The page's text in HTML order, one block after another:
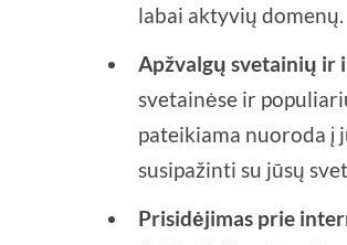
labai aktyvių domenų.
Apžvalgų svetainių ir
svetainėse ir
pateikiama nuoroda į
susipažinti su jūsų
Prisidėjimas prie